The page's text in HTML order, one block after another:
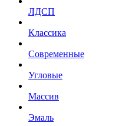
ЛДСП
Классика
Современные
Угловые
Массив
Эмаль